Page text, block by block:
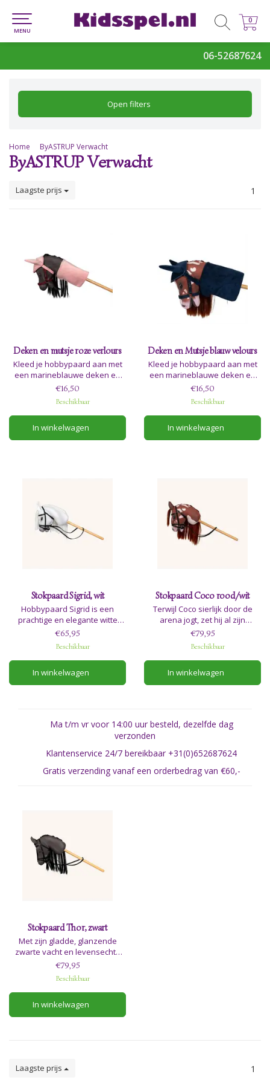
06-52687624
0
0
MENU
Open filters
Home ByASTRUP Verwacht
ByASTRUP Verwacht
Laagste prijs 1
Deken en mutsje roze verlours
Kleed je hobbypaard aan met
een marineblauwe deken en
een knus mutsje, en geniet van
hoe ze hem zowel warm als
stijlvol houden, of hij nu buiten
in de tuin staat of veilig
opgeborgen in zijn stal of
hobbybox.
€16,50
Beschikbaar
In winkelwagen
Deken en Mutsje blauw velours
Kleed je hobbypaard aan met
een marineblauwe deken en
een knus mutsje, en geniet van
hoe ze hem zowel warm als
stijlvol houden, of hij nu buiten
in de tuin staat of veilig
opgeborgen in zijn stal of
hobbybox.
€16,50
Beschikbaar
In winkelwagen
Stokpaard Sigrid, wit
Hobbypaard Sigrid is een
prachtige en elegante witte
schoonheid, ontworpen met
minutieuze aandacht voor
detail om de essentie van een
echt paard vast te leggen.
€65,95
Beschikbaar
In winkelwagen
Stokpaard Coco rood/wit
Terwijl Coco sierlijk door de
arena jogt, zet hij al zijn
talenten in, met zowel elegantie
als precisie. Met opvallende
rood-witte aftekeningen en
felrode nylon manen is Coco
het perfecte hobbypaard voor
iedereen die gepassioneerd is
€79,95
Beschikbaar
In winkelwagen
Ma t/m vr voor 14:00 uur besteld, dezelfde dag
verzonden
Klantenservice 24/7 bereikbaar +31(0)652687624
Gratis verzending vanaf een orderbedrag van €60,-
Stokpaard Thor, zwart
Met zijn gladde, glanzende
zwarte vacht en levensechte
zwarte nylon manen,
galoppeert Thor moeiteloos
door het veld en betovert hij
elke andere
hobbypaardenliefhebber in de
buurt met zijn sierlijke
€79,95
Beschikbaar
In winkelwagen
Laagste prijs 1